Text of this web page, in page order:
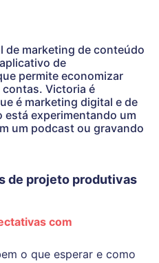
de marketing de conteúdo
de
permite economizar
Victoria é
é marketing digital e de
está experimentando um
um podcast ou gravando
de projeto produtivas
com
o que esperar e como